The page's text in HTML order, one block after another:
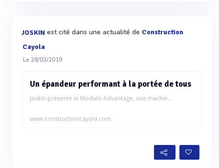
JOSKIN est cité dans une actualité de Construction
Cayola
Le 28/03/2019
Un épandeur performant à la portée de tous
Joskin présente le Modulo Advantage, une machin...
www.constructioncayola.com